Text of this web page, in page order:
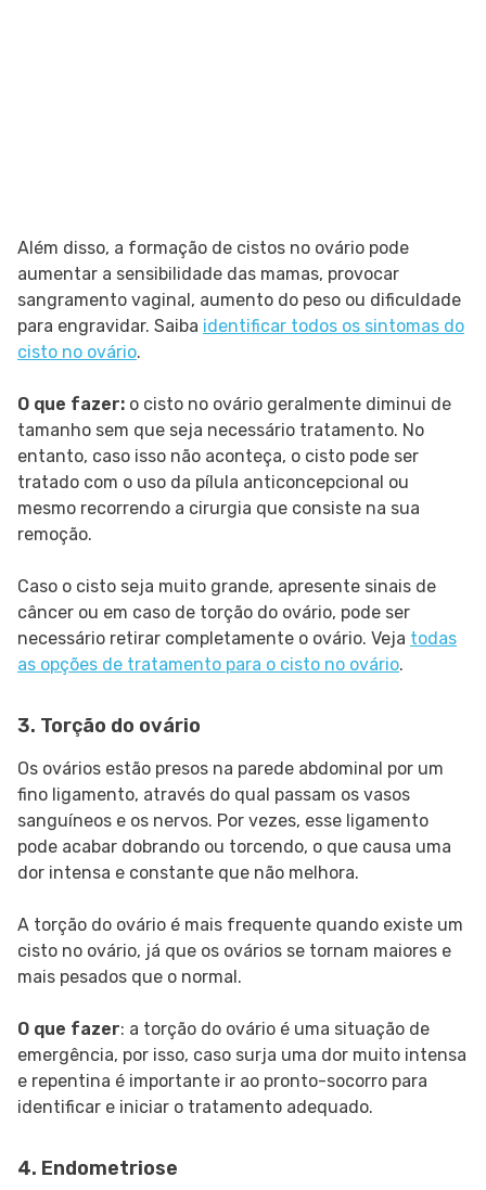
Além disso, a formação de cistos no ovário pode
aumentar a sensibilidade das mamas, provocar
sangramento vaginal, aumento do peso ou dificuldade
para engravidar. Saiba identificar todos os sintomas do
cisto no ovário.
O que fazer: o cisto no ovário geralmente diminui de
tamanho sem que seja necessário tratamento. No
entanto, caso isso não aconteça, o cisto pode ser
tratado com o uso da pílula anticoncepcional ou
mesmo recorrendo a cirurgia que consiste na sua
remoção.
Caso o cisto seja muito grande, apresente sinais de
câncer ou em caso de torção do ovário, pode ser
necessário retirar completamente o ovário. Veja todas
as opções de tratamento para o cisto no ovário.
3. Torção do ovário
Os ovários estão presos na parede abdominal por um
fino ligamento, através do qual passam os vasos
sanguíneos e os nervos. Por vezes, esse ligamento
pode acabar dobrando ou torcendo, o que causa uma
dor intensa e constante que não melhora.
A torção do ovário é mais frequente quando existe um
cisto no ovário, já que os ovários se tornam maiores e
mais pesados que o normal.
O que fazer: a torção do ovário é uma situação de
emergência, por isso, caso surja uma dor muito intensa
e repentina é importante ir ao pronto-socorro para
identificar e iniciar o tratamento adequado.
4. Endometriose